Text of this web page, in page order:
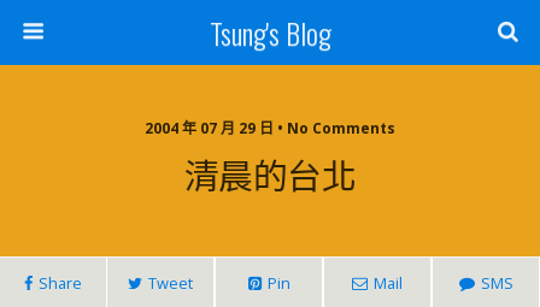
Tsung's Blog
2004 年 07 月 29 日 • No Comments
清晨的台北
Share Tweet Pin Mail SMS